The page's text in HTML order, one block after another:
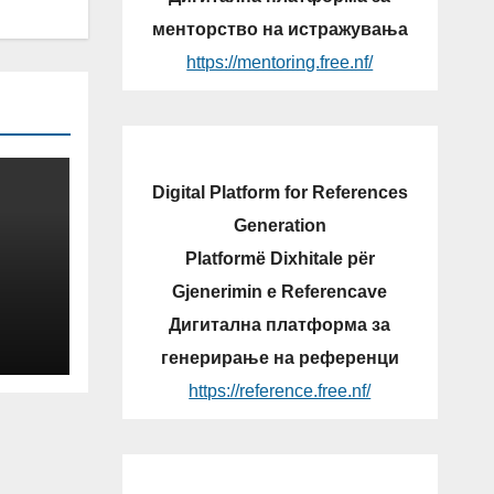
менторство на истражувања
https://mentoring.free.nf/
Digital Platform for References
Generation
Platformë Dixhitale për
Gjenerimin e Referencave
Дигитална платформа за
генерирање на референци
https://reference.free.nf/